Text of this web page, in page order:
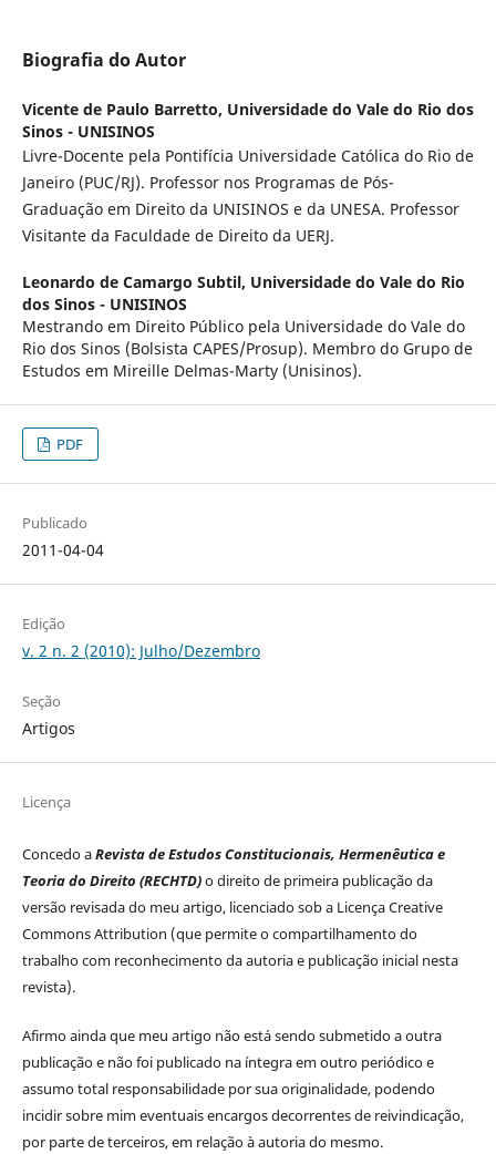
Biografia do Autor
Vicente de Paulo Barretto, Universidade do Vale do Rio dos
Sinos - UNISINOS
Livre-Docente pela Pontifícia Universidade Católica do Rio de
Janeiro (PUC/RJ). Professor nos Programas de Pós-
Graduação em Direito da UNISINOS e da UNESA. Professor
Visitante da Faculdade de Direito da UERJ.
Leonardo de Camargo Subtil, Universidade do Vale do Rio
dos Sinos - UNISINOS
Mestrando em Direito Público pela Universidade do Vale do
Rio dos Sinos (Bolsista CAPES/Prosup). Membro do Grupo de
Estudos em Mireille Delmas-Marty (Unisinos).
PDF
Publicado
2011-04-04
Edição
v. 2 n. 2 (2010): Julho/Dezembro
Seção
Artigos
Licença
Concedo aRevista de Estudos Constitucionais, Hermenêutica e
Teoria do Direito (RECHTD)o direito de primeira publicação da
versão revisada do meu artigo, licenciado sob a Licença Creative
Commons Attribution (que permite o compartilhamento do
trabalho com reconhecimento da autoria e publicação inicial nesta
revista).
Afirmo ainda que meu artigo não está sendo submetido a outra
publicação e não foi publicado na íntegra em outro periódico e
assumo total responsabilidade por sua originalidade, podendo
incidir sobre mim eventuais encargos decorrentes de reivindicação,
por parte de terceiros, em relação à autoria do mesmo.